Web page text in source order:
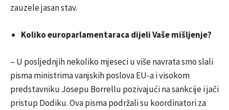
zauzele jasan stav.
Koliko europarlamentaraca dijeli Vaše mišljenje?
– U posljednjih nekoliko mjeseci u više navrata smo slali
pisma ministrima vanjskih poslova EU-a i visokom
predstavniku Josepu Borrellu pozivajući na sankcije i jači
pristup Dodiku. Ova pisma podržali su koordinatori za